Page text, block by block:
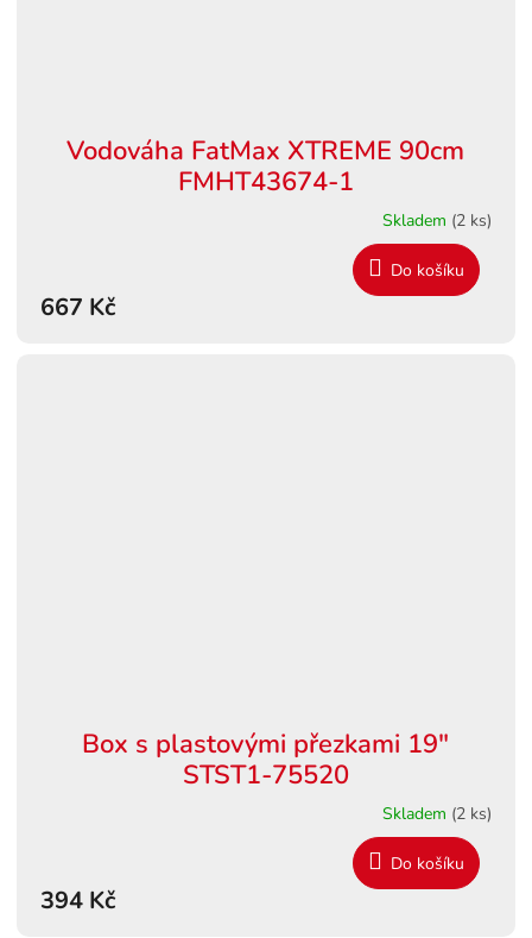
Vodováha FatMax XTREME 90cm
FMHT43674-1
Skladem (2 ks)
667 Kč
Do košíku
Box s plastovými přezkami 19"
STST1-75520
Skladem (2 ks)
394 Kč
Do košíku